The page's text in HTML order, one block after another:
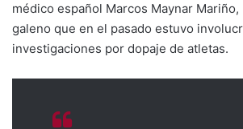
médico español Marcos Maynar
galeno que en el pasado estuvo
investigaciones por dopaje de atletas.